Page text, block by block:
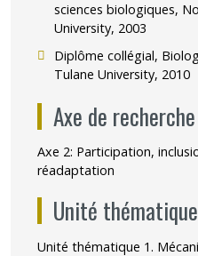
sciences biologiques,
University, 2003
Diplôme collégial,
Tulane University, 2010
Axe de recherche
Axe 2: Participation,
réadaptation
Unité
Unité thématique 1.